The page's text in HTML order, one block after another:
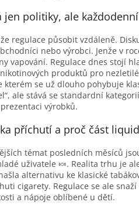
jen politiky, ale
regulace působit vzdáleně.
nebo výrobci. Jenže v
vapování. Regulace dnes stojí
produktů pro
se už dlouho pohybuje
ale stává se standardní
výrobků.
příchutí a proč část
témat posledních měsíců
uživatele 🍬. Realita trhu je
alternativu ke klasické
cigarety. Regulace se ale
a nápoje oblíbené u dětí.